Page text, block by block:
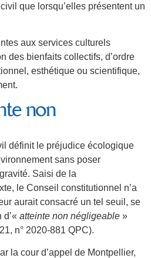
que lorsqu’elles présentent un
aux services culturels
des bienfaits collectifs, d’ordre
esthétique ou scientifique,
non
définit le préjudice écologique
sans poser
Saisi de la
le Conseil constitutionnel n’a
aurait consacré un tel seuil, se
atteinte non négligeable »
n° 2020-881 QPC).
la cour d’appel de Montpellier,